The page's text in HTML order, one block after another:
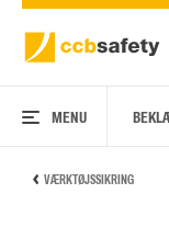
MENU
VÆRKTØJSSIKRING